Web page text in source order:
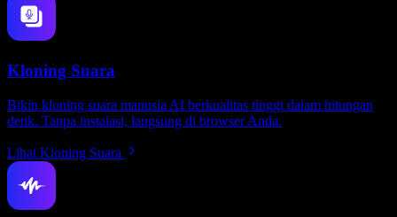
Kloning Suara
Bikin kloning suara manusia AI berkualitas tinggi dalam hitungan
detik. Tanpa instalasi, langsung di browser Anda.
Lihat Kloning Suara